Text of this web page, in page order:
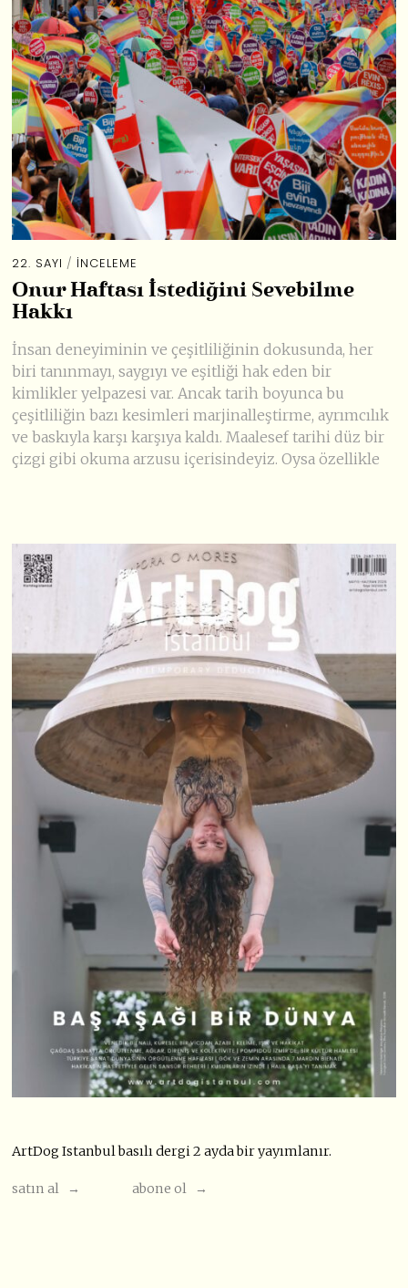
22. SAYI / İNCELEME
Onur Haftası İstediğini Sevebilme
Hakkı
İnsan deneyiminin ve çeşitliliğinin dokusunda, her
biri tanınmayı, saygıyı ve eşitliği hak eden bir
kimlikler yelpazesi var. Ancak tarih boyunca bu
çeşitliliğin bazı kesimleri marjinalleştirme, ayrımcılık
ve baskıyla karşı karşıya kaldı. Maalesef tarihi düz bir
çizgi gibi okuma arzusu içerisindeyiz. Oysa özellikle
ArtDog Istanbul basılı dergi 2 ayda bir yayımlanır.
satın al → abone ol →